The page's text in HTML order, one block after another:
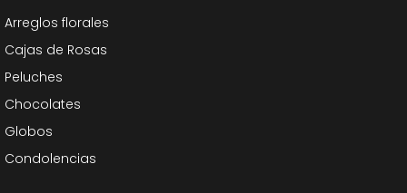
Arreglos florales
Cajas de Rosas
Peluches
Chocolates
Globos
Condolencias